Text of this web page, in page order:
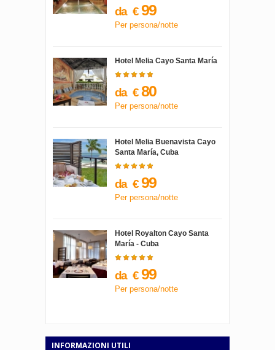
da €99
Per persona/notte
Hotel Melia Cayo Santa María
da €80
Per persona/notte
Hotel Melia Buenavista Cayo
Santa María, Cuba
da €99
Per persona/notte
Hotel Royalton Cayo Santa
María - Cuba
da €99
Per persona/notte
INFORMAZIONI UTILI